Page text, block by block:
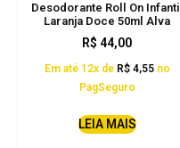
Desodorante Roll On Infantil
Laranja Doce 50ml Alva
R$ 44,00
Em até 12x de R$4,55 no
PagSeguro
LEIA MAIS